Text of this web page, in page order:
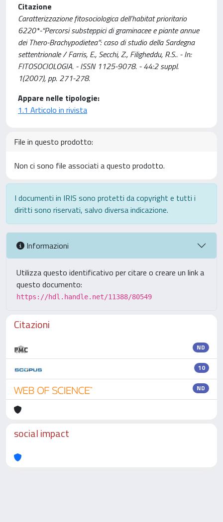
Citazione
Caratterizzazione fitosociologica dell’habitat prioritario
6220*-“Percorsi substeppici di graminacee e piante annue
dei Thero-Brachypodietea”: caso di studio della Sardegna
settentrionale / Farris, E., Secchi, Z., Filigheddu, R.S.. - In:
FITOSOCIOLOGIA. - ISSN 1125-9078. - 44:2 suppl.
1(2007), pp. 271-278.
Appare nelle tipologie:
1.1 Articolo in rivista
File in questo prodotto:
Non ci sono file associati a questo prodotto.
I documenti in IRIS sono protetti da copyright e tutti i
diritti sono riservati, salvo diversa indicazione.
Informazioni
Utilizza questo identificativo per citare o creare un link a
questo documento:
https://hdl.handle.net/11388/80549
Citazioni
ND
10
ND
social impact